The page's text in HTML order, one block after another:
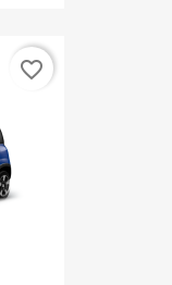
favorite_border